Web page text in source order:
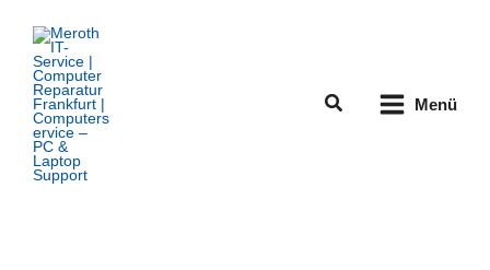
Inhalt
springen
Suchen Menü